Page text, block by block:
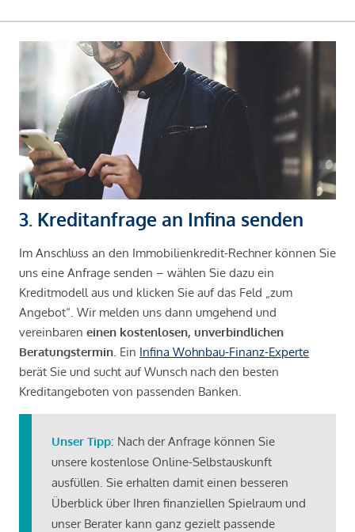
3. Kreditanfrage an Infina senden
Im Anschluss an den Immobilienkredit-Rechner können Sie
uns eine Anfrage senden – wählen Sie dazu ein
Kreditmodell aus und klicken Sie auf das Feld „zum
Angebot“. Wir melden uns dann umgehend und
vereinbaren einen kostenlosen, unverbindlichen
Beratungstermin . Ein Infina Wohnbau-Finanz-Experte
berät Sie und sucht auf Wunsch nach den besten
Kreditangeboten von passenden Banken.
Unser Tipp: Nach der Anfrage können Sie
unsere kostenlose Online-Selbstauskunft
ausfüllen. Sie erhalten damit einen besseren
Überblick über Ihren finanziellen Spielraum und
unser Berater kann ganz gezielt passende